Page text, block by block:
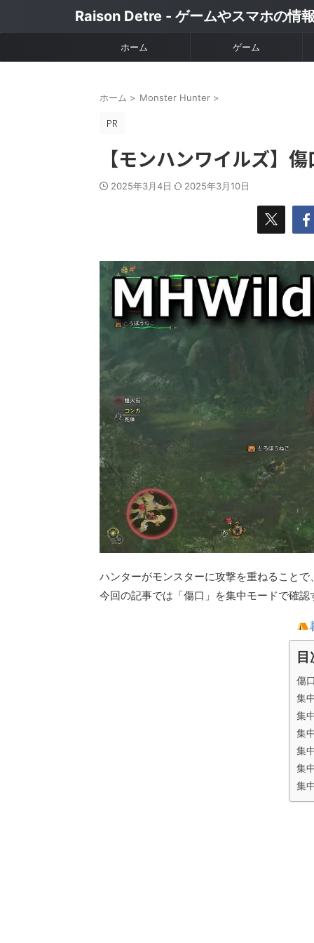
Raison Detre - ゲームやスマホの情
ホーム ゲーム
ホーム > Monster Hunter >
【モンハンワイルズ】
2025年3月4日 2025年3月10日
ハンターがモンスターに攻撃を重ねること
今回の記事では「傷口」を集中モードで確
目
傷
集
集
集
集
集
集